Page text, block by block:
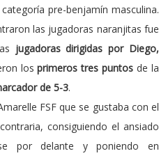
pre-benjamín masculina.
las jugadoras naranjitas fue
jugadoras dirigidas por Diego,
losprimeros tres puntosde la
de 5-3.
FSF que se gustaba con el
consiguiendo el ansiado
por delante y poniendo en